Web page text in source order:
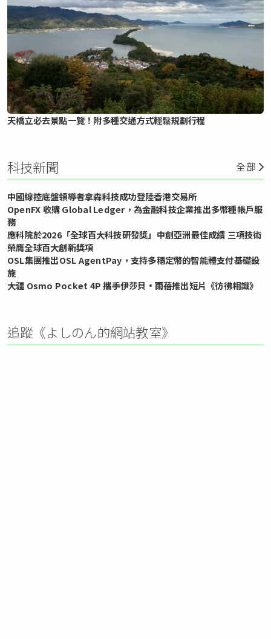
天橋立必去景點一覽！附多種交通方式輕鬆規劃行程
科技新聞 全部
中國線控底盤領導者拿森科技成功登陸香港交易所
OpenFX 收購 Global Ledger，為金融科技企業推出多幣種帳戶服
務
應科院於2026「全球百大科技研發獎」中創亞洲最佳成績 三項技術
榮膺全球百大創新獎項
OSL集團推出OSL AgentPay，支持多穩定幣的智能體支付基礎設
施
大疆 Osmo Pocket 4P 攜手伊莎貝•雨蓓推出短片《彷彿相識》
追蹤《よしのん的網站教室》